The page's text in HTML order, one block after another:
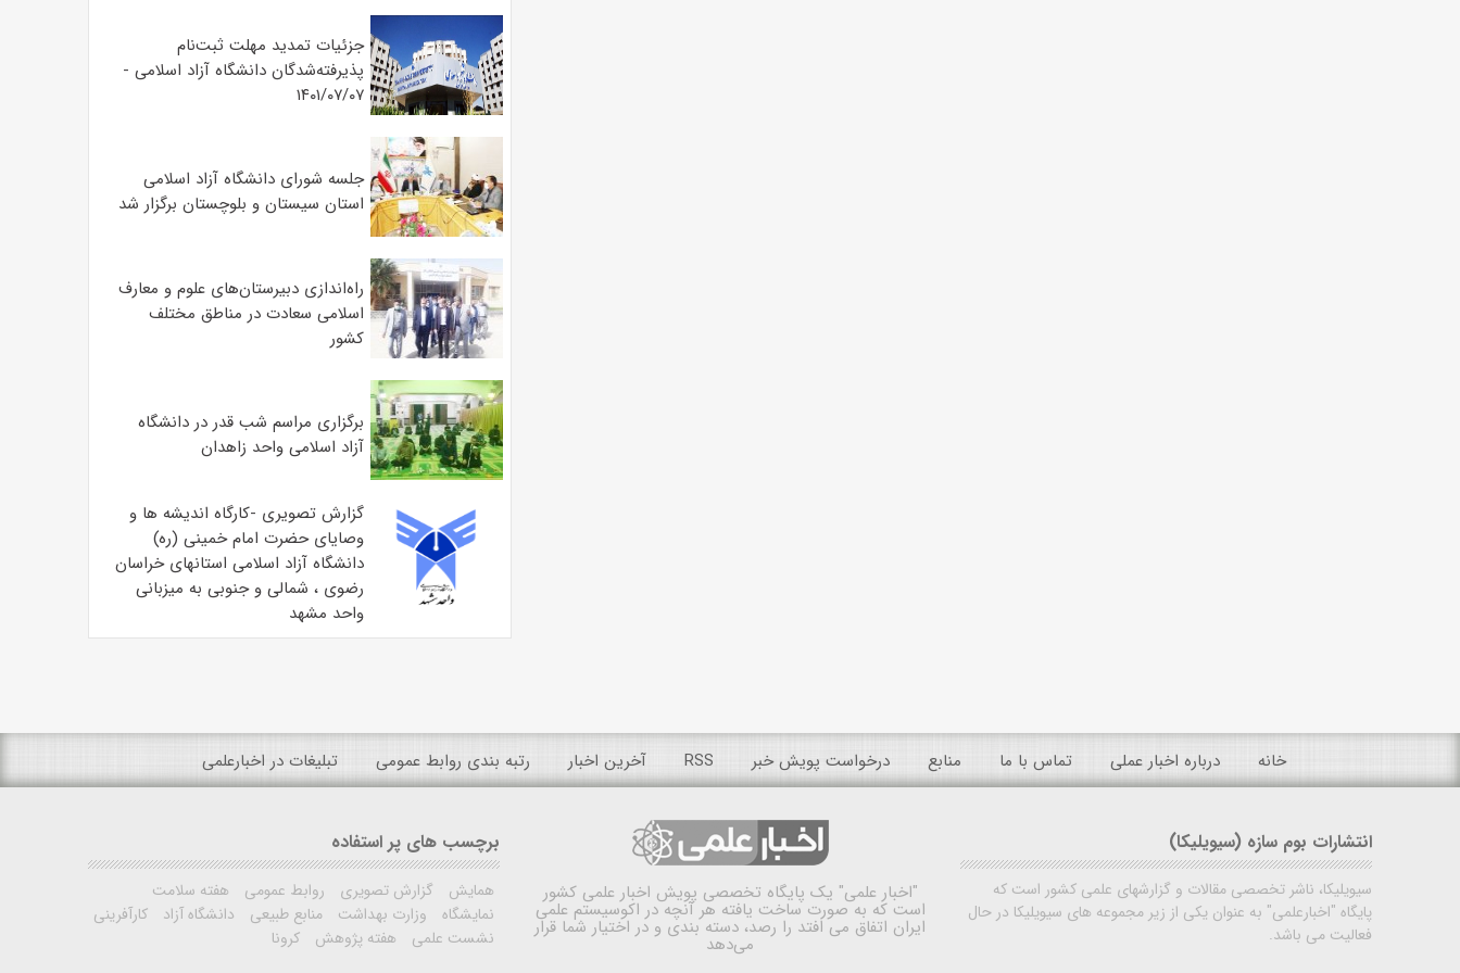
جزئیات تمدید مهلت ثبت‌نام
پذیرفته‌شدگان دانشگاه آزاد اسلامی -
۱۴۰۱/۰۷/۰۷
جلسه شورای دانشگاه آزاد اسلامی
استان سیستان و بلوچستان برگزار شد
‌راه‌اندازی دبیرستان‌های علوم و معارف
اسلامی سعادت در مناطق مختلف
کشور
برگزاری مراسم شب قدر در دانشگاه
آزاد اسلامی واحد زاهدان
گزارش تصویری -کارگاه اندیشه ها و
وصایای حضرت امام خمینی (ره)
دانشگاه آزاد اسلامی استانهای خراسان
رضوی ، شمالی و جنوبی به میزبانی
واحد مشهد
خانه درباره اخبار عملی تماس با ما منابع درخواست پویش خبر RSS آخرین اخبار رتبه بندی روابط عمومی تبلیغات در اخبارعلمی
انتشارات بوم سازه (سیویلیکا)
سیویلیکا، ناشر تخصصی مقالات و گزارشهای علمی کشور است که
پایگاه "اخبارعلمی" به عنوان یکی از زیر مجموعه های سیویلیکا در حال
فعالیت می باشد.
"اخبار علمی" یک پایگاه تخصصی پویش اخبار علمی کشور
است که به صورت ساخت یافته هر آنچه در اکوسیستم علمی
ایران اتفاق می افتد را رصد، دسته بندی و در اختیار شما قرار
می‌دهد
برچسب های پر استفاده
همایش گزارش تصویری روابط عمومی
هفته سلامت
نمایشگاه
وزارت بهداشت منابع طبیعی دانشگاه آزاد
کارآفرینی
نشست علمی
هفته پژوهش کرونا